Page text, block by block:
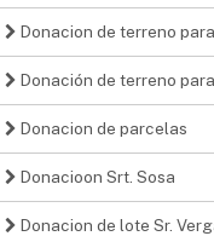
Donacion de terreno
Donación de terreno
Donacion de parcelas
Donacioon Srt. Sosa
Donacion de lote Sr.